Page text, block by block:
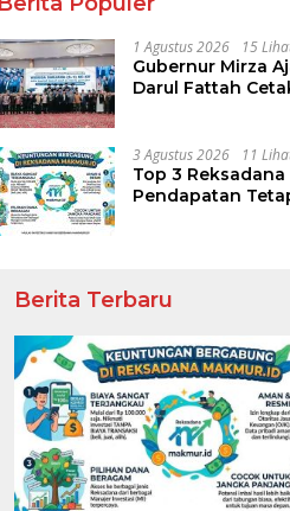
1 Agustus 2026 15
Gubernur Mirza
Darul Fattah
3 Agustus 2026 11
Top 3 Reksadana
Pendapatan
Berita Terbaru